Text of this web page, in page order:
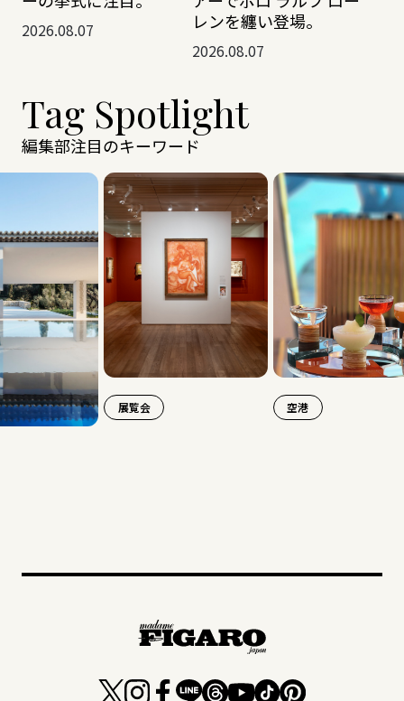
2026.08.07
レンを纏い登場。
2026.08.07
Tag Spotlight
編集部注目のキーワード
展覧会 空港